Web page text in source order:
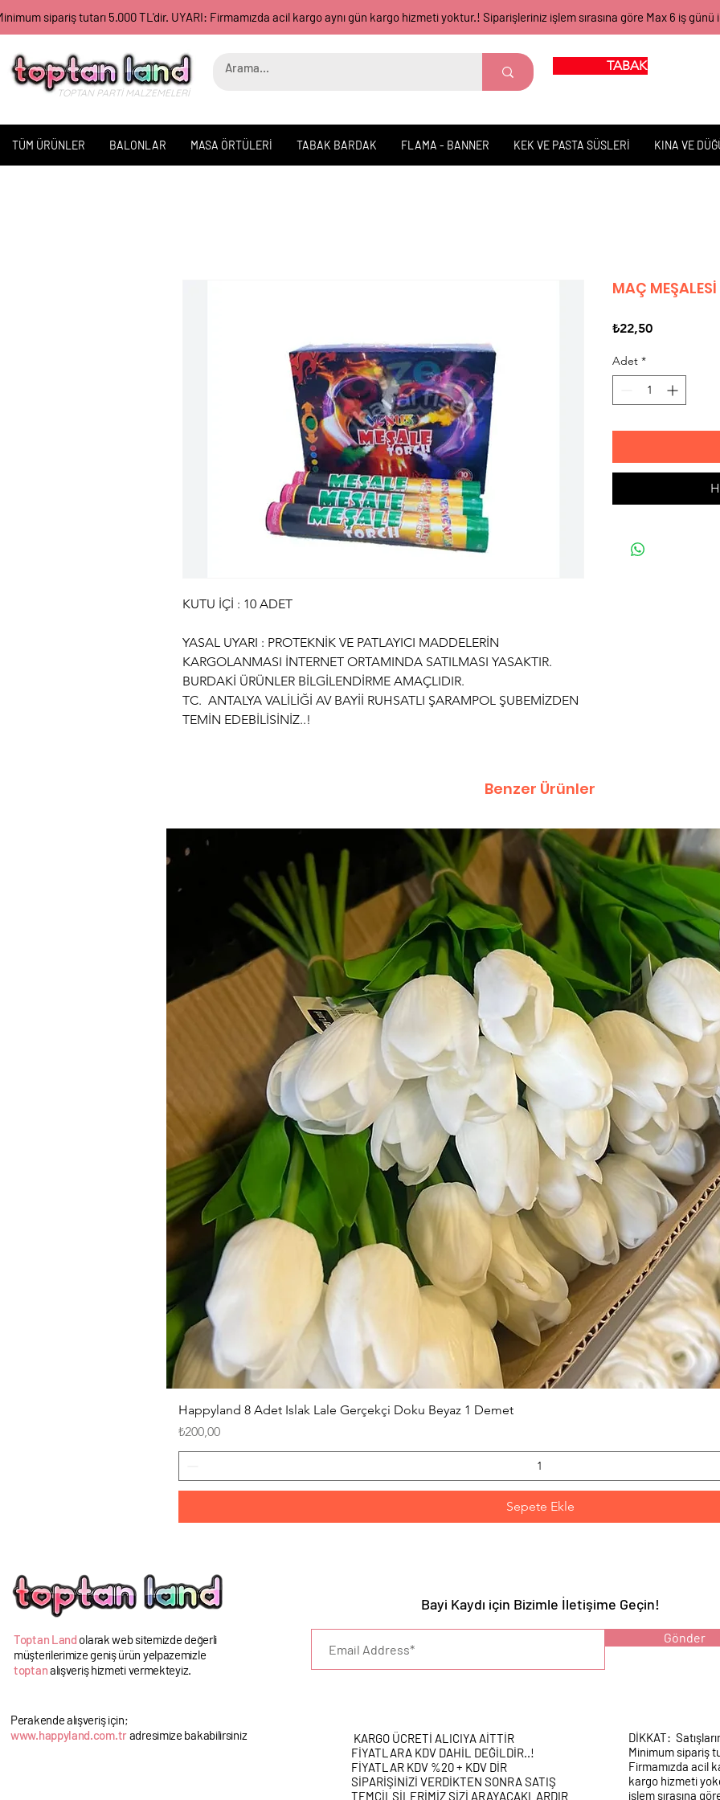
sipariş tutarı 5.000 TL'dir. UYARI: Firmamızda acil kargo aynı gün kargo hizmeti yoktur.! Siparişleriniz işlem sırasına göre Max 6 iş
TOPTAN PARTİ MALZEMELERİ
TABAK BARDAK
TÜM ÜRÜNLER BALONLAR MASA ÖRTÜLERİ TABAK BARDAK FLAMA - BANNER KEK VE PASTA SÜSLERİ KINA VE
KUTU İÇİ : 10 ADET
YASAL UYARI : PROTEKNİK VE PATLAYICI MADDELERİN
KARGOLANMASI İNTERNET ORTAMINDA SATILMASI YASAKTIR.
BURDAKİ ÜRÜNLER BİLGİLENDİRME AMAÇLIDIR.
TC. ANTALYA VALİLİĞİ AV BAYİİ RUHSATLI ŞARAMPOL ŞUBEMİZDEN
TEMİN EDEBİLİSİNİZ..!
MAÇ MEŞALESİ
₺22,50Fiyat
Adet *
Benzer Ürünler
Happyland 8 Adet Islak Lale Gerçekçi Doku Beyaz 1 Demet
Fiyat
₺200,00
Sepete Ekle
Toptan Land olarak web sitemizde değerli
müşterilerimize geniş ürün yelpazemizle
toptanalışveriş hizmeti vermekteyiz.
Perakende alışveriş için;
www.happyland.com.tradresimize bakabilirsiniz
UYARI :
Bayi Kaydı için Bizimle İletişime Geçin!
Gönder
KARGO ÜCRETİ ALICIYA AİTTİR
FİYATLARA KDV DAHİL DEĞİLDİR..!
FİYATLAR KDV %20 + KDV DİR
SİPARİŞİNİZİ VERDİKTEN SONRA SATIŞ
TEMCİLSİLERİMİZ SİZİ ARAYACAKLARDIR
DİKKAT:
Minimum sipariş
Firmamızda acil
kargo hizmeti
işlem sırasına